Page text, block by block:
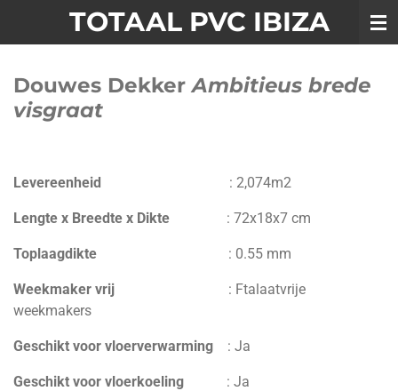
de
hoofdinhoud
TOTAAL PVC IBIZA
Douwes DekkerAmbitieus brede
visgraat
Levereenheid : 2,074m2
Lengte x Breedte x Dikte : 72x18x7 cm
Toplaagdikte : 0.55 mm
Weekmaker vrij : Ftalaatvrije
weekmakers
Geschikt voor vloerverwarming : Ja
Geschikt voor vloerkoeling : Ja